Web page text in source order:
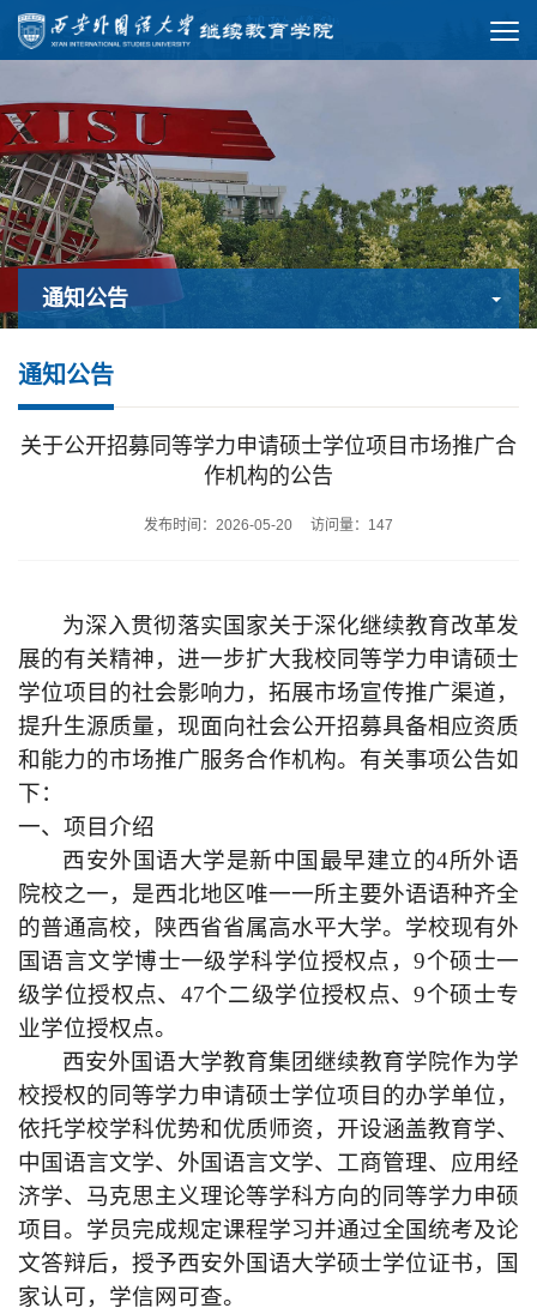
通知公告
通知公告
关于公开招募同等学力申请硕士学位项目市场推广合
作机构的公告
发布时间：2026-05-20 访问量： 147
为深入贯彻落实国家关于深化继续教育改革发
展的有关精神，进一步扩大我校同等学力申请硕士
学位项目的社会影响力， 拓展市场宣传推广渠道，
提升生源质量，现面向社会公开招募具备相应资质
和能力的市场推广服务合作机构。有关事项公告如
下：
一、项目介绍
西安外国语大学是新中国最早建立的4所外语
院校之一，是西北地区唯一一所主要外语语种齐全
的普通高校，陕西省省属高水平大学。学校现有外
国语言文学博士一级学科学位授权点，9个硕士一
级学位授权点、47个二级学位授权点、9个硕士专
业学位授权点。
西安外国语大学教育集团继续教育学院作为学
校授权的同等学力申请硕士学位项目的办学单位，
依托学校学科优势和优质师资，开设涵盖教育学、
中国语言文学、外国语言文学、工商管理、应用经
济学、马克思主义理论等学科方向的同等学力申硕
项目。学员完成规定课程学习并通过全国统考及论
文答辩后，授予西安外国语大学硕士学位证书，国
家认可，学信网可查。